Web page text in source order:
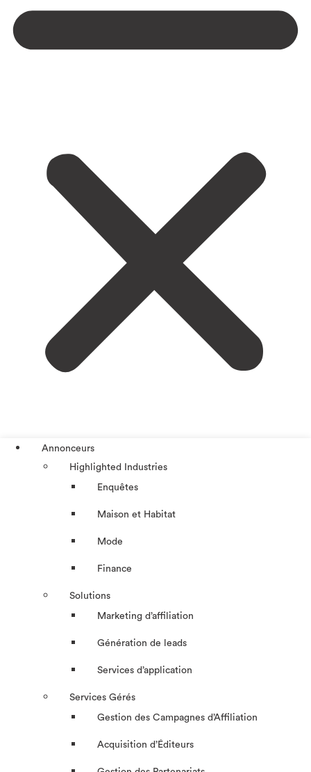
Annonceurs
Highlighted Industries
Enquêtes
Maison et Habitat
Mode
Finance
Solutions
Marketing d’affiliation
Génération de leads
Services d’application
Services Gérés
Gestion des Campagnes d’Affiliation​
Acquisition d’Éditeurs